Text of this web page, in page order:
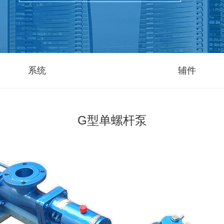
系统 辅件
G型单螺杆泵